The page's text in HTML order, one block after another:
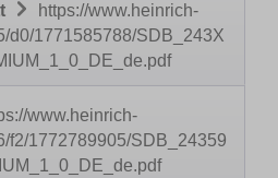
https://www.heinrich-
d0/1771585788/SDB_243X
www.heinrich-
f2/1772789905/SDB_24359